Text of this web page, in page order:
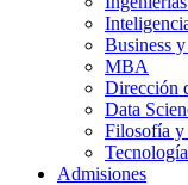
Business
MBA
Dirección
Data
Filosofía y
Admisiones